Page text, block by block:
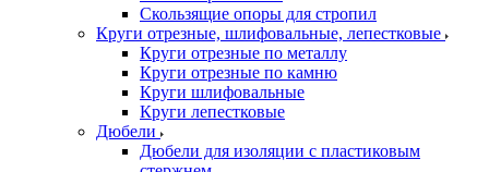
Скользящие опоры для стропил
Круги отрезные, шлифовальные, лепестковые
Круги отрезные по металлу
Круги отрезные по камню
Круги шлифовальные
Круги лепестковые
Дюбели
Дюбели для изоляции с пластиковым